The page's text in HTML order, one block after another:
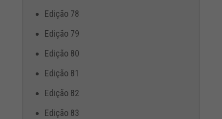
Edição 78
Edição 79
Edição 80
Edição 81
Edição 82
Edição 83